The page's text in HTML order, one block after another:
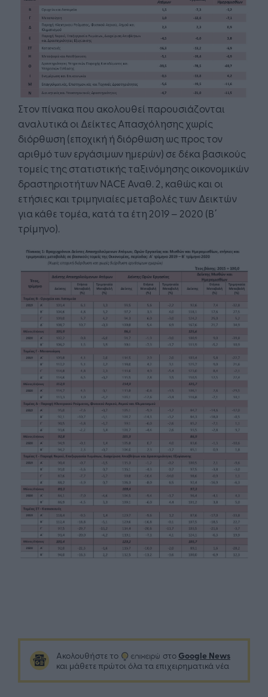
Στον πίνακα που ακολουθεί παρουσιάζονται
αναλυτικά οι Δείκτες Απασχόλησης χωρίς
διόρθωση (εποχική ή διόρθωση ως προς τον
αριθμό των εργάσιμων ημερών) σε δέκα βασικούς
τομείς της στατιστικής ταξινόμησης οικονομικών
δραστηριοτήτων NACE Αναθ. 2, καθώς και οι
ετήσιες και τριμηνιαίες μεταβολές των Δεικτών
για κάθε τομέα, κατά τα έτη 2019 – 2020 (Β΄
τρίμηνο).
Ακολουθήστε το στο Google News
και μάθετε πρώτοι όλα τα επιχειρηματικά νέα